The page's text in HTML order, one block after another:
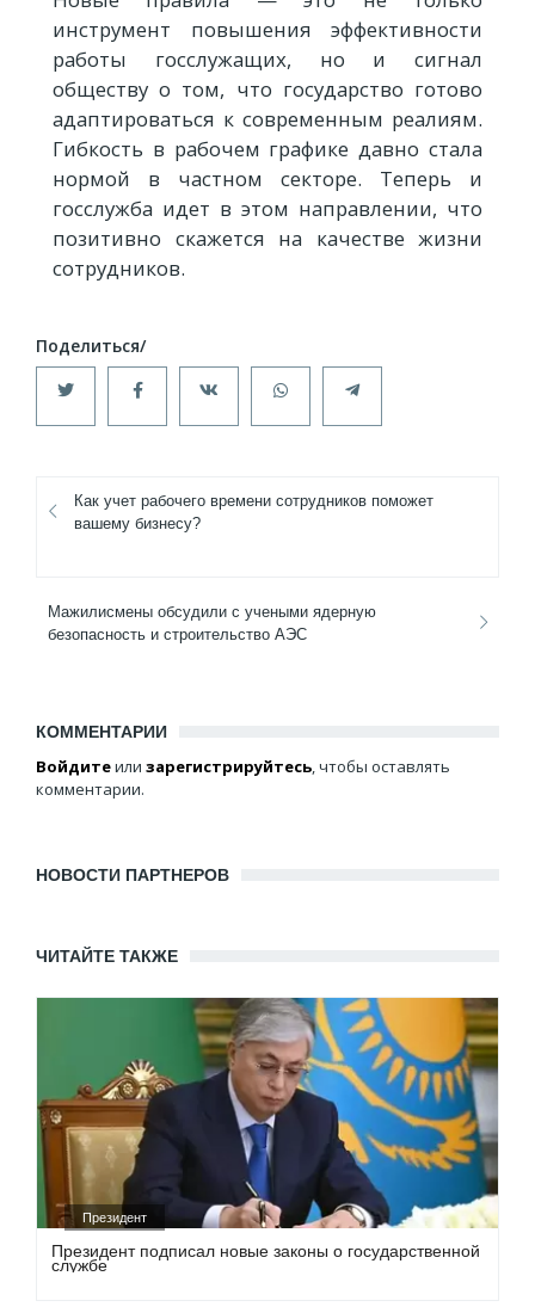
инструмент повышения эффективности
работы госслужащих, но и сигнал
обществу о том, что государство готово
адаптироваться к современным реалиям.
Гибкость в рабочем графике давно стала
нормой в частном секторе. Теперь и
госслужба идет в этом направлении, что
позитивно скажется на качестве жизни
сотрудников.
Как учет рабочего времени сотрудников поможет
вашему бизнесу?
Мажилисмены обсудили с учеными ядерную
безопасность и строительство АЭС
КОММЕНТАРИИ
Войдитеили зарегистрируйтесь, чтобы оставлять
комментарии.
НОВОСТИ ПАРТНЕРОВ
ЧИТАЙТЕ ТАКЖЕ
Президент
Президент подписал новые законы о государственной
службе